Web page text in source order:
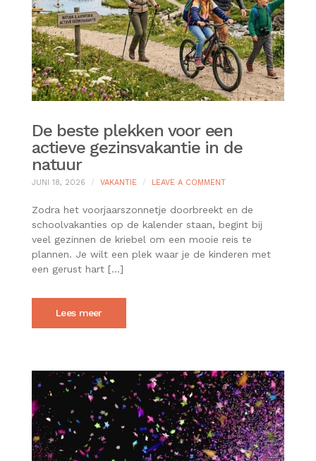
De beste plekken voor een
actieve gezinsvakantie in de
natuur
JUNI 18, 2026 VAKANTIE LEAVE A COMMENTON
BESTE
VOOR
EEN
ACTIEVE
Zodra het voorjaarszonnetje doorbreekt en de
schoolvakanties op de kalender staan, begint bij
veel gezinnen de kriebel om een mooie reis te
plannen. Je wilt een plek waar je de kinderen met
een gerust hart […]
Lees meer